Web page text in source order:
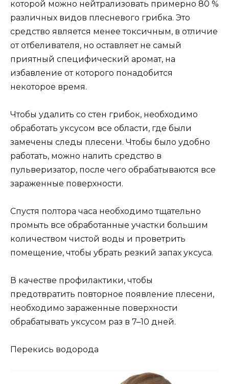
которой можно нейтрализовать примерно 80 %
различных видов плесневого грибка. Это
средство является менее токсичным, в отличие
от отбеливателя, но оставляет не самый
приятный специфический аромат, на
избавление от которого понадобится
некоторое время.
Чтобы удалить со стен грибок, необходимо
обработать уксусом все области, где были
замечены следы плесени. Чтобы было удобно
работать, можно налить средство в
пульверизатор, после чего обрабатываются все
зараженные поверхности.
Спустя полтора часа необходимо тщательно
промыть все обработанные участки большим
количеством чистой воды и проветрить
помещение, чтобы убрать резкий запах уксуса.
В качестве профилактики, чтобы
предотвратить повторное появление плесени,
необходимо зараженные поверхности
обрабатывать уксусом раз в 7–10 дней.
Перекись водорода